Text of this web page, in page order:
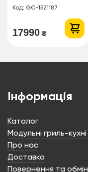
Код: GC-1521187
17990 ₴
Інформація
Каталог
Модульні гриль-кухні
Про нас
Доставка
Повернення та обмін